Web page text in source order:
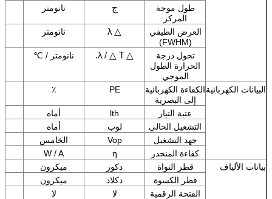
طول موجة
المركز
ج نانومتر
العرض الطيفي
(FWHM)
△
λ نانومتر
تحول درجة
الحرارة الطول
الموجي
△
λ / △ T. نانومتر / ℃
البيانات الكهربائيةالكفاءة الكهربائية
إلى البصرية
PE ٪
عتبة التيار lth
أماه
التشغيل الحالي
لوب
أماه
جهد التشغيل
Vop
الخامس
كفاءة المنحدر
η
W / A
بيانات الألياف
قطر النواة دكور
ميكرون
قطر الكسوة
دكلاد
ميكرون
الفتحة الرقمية
لا
لا